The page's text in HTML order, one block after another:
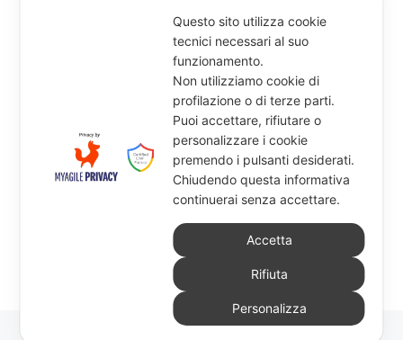
Questo sito utilizza cookie
tecnici necessari al suo
funzionamento.
Non utilizziamo cookie di
profilazione o di terze parti.
Puoi accettare, rifiutare o
personalizzare i cookie
premendo i pulsanti desiderati.
Chiudendo questa informativa
continuerai senza accettare.
Accetta
Rifiuta
Personalizza